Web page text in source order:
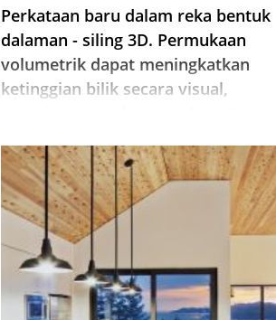
Perkataan baru dalam reka bentuk
dalaman - siling 3D. Permukaan
volumetrik dapat meningkatkan
ketinggian bilik secara visual,